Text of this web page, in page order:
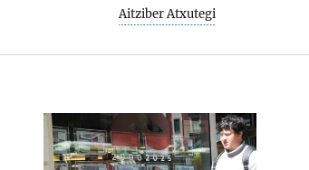
Aitziber Atxutegi